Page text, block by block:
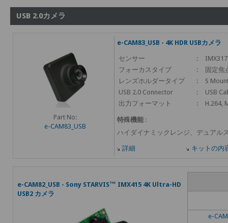
USB 2.0カメラ
Part No:
e-CAM83_USB
e-CAM83_USB - 4K HDR USBカメラ
センサー :
IMX317
フォーカスタイプ
:
固定焦
レンズホルダータイプ
:
S
USB 2.0 Connector
:
USB
出力フォーマット
: H.264,
特殊機能 :
ハイダイナミックレンジ、デュアル
詳細 キットの内
e-CAM82_USB - Sony STARVIS™ IMX415 4K Ultra-HD
USB2 カメラ
e-